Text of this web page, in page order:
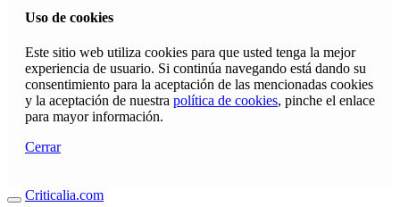
Uso de cookies
Este sitio web utiliza cookies para que usted tenga la mejor
experiencia de usuario. Si continúa navegando está dando su
consentimiento para la aceptación de las mencionadas cookies
y la aceptación de nuestra política de cookies, pinche el enlace
para mayor información.
Cerrar
Criticalia.com